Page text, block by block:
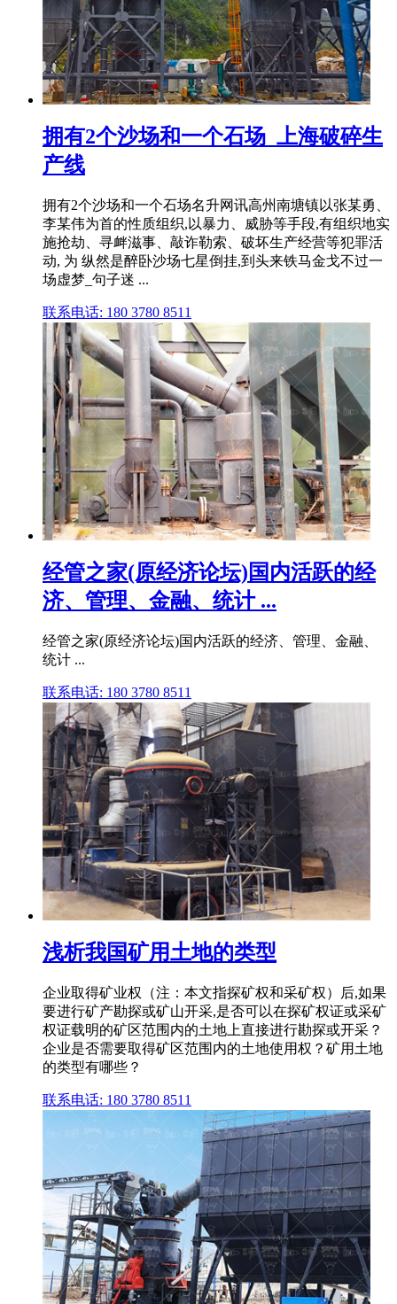
拥有2个沙场和一个石场_上海破碎生
产线
拥有2个沙场和一个石场名升网讯高州南塘镇以张某勇、
李某伟为首的性质组织,以暴力、威胁等手段,有组织地实
施抢劫、寻衅滋事、敲诈勒索、破坏生产经营等犯罪活
动, 为 纵然是醉卧沙场七星倒挂,到头来铁马金戈不过一
场虚梦_句子迷 ...
联系电话: 180 3780 8511
经管之家(原经济论坛)国内活跃的经
济、管理、金融、统计 ...
经管之家(原经济论坛)国内活跃的经济、管理、金融、
统计 ...
联系电话: 180 3780 8511
浅析我国矿用土地的类型
企业取得矿业权（注：本文指探矿权和采矿权）后,如果
要进行矿产勘探或矿山开采,是否可以在探矿权证或采矿
权证载明的矿区范围内的土地上直接进行勘探或开采？
企业是否需要取得矿区范围内的土地使用权？矿用土地
的类型有哪些？
联系电话: 180 3780 8511